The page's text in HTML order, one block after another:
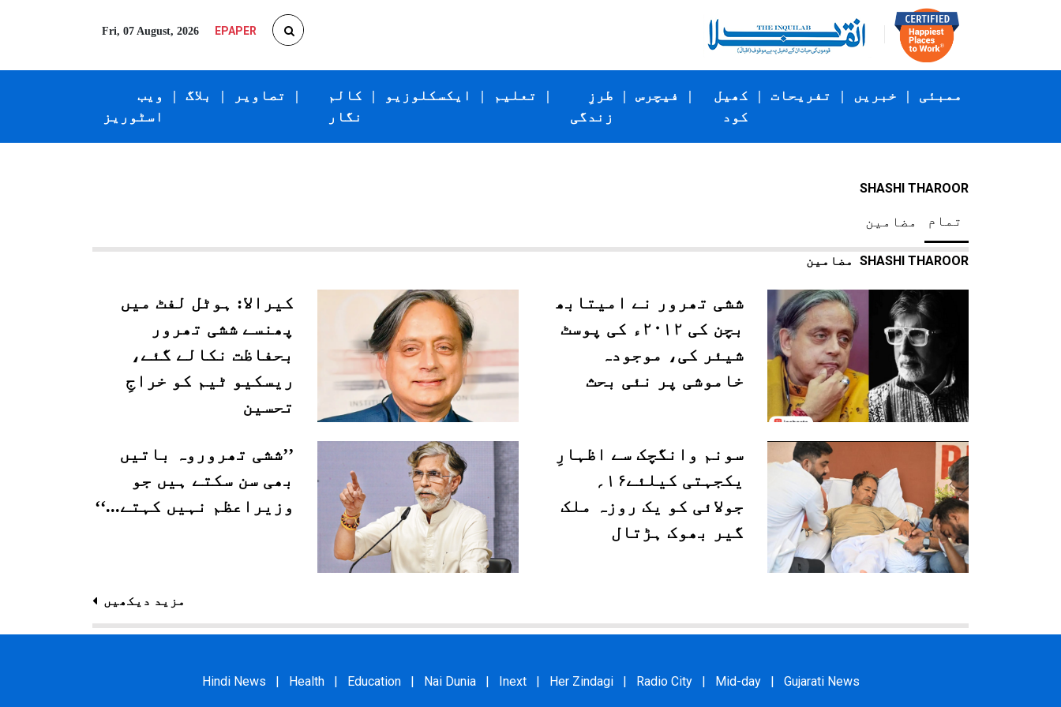
Fri, 07 August, 2026 EPAPER
ویب
اسٹوریز
| بلاگ | تصاویر |
کالم
نگار
| ایکسکلوزیو | تعلیم |
طرزِ
زندگی
| فیچرس |
کھیل
کود
| تفریحات | خبریں | ممبئی
SHASHI THAROOR
مضامین تمام
SHASHI THAROOR
ششی تھرور نے امیتابھ
بچن کی ۲۰۱۲ء کی پوسٹ
شیئر کی، موجودہ
خاموشی پر نئی بحث
کیرالا: ہوٹل لفٹ میں
پھنسے ششی تھرور
بحفاظت نکالے گئے،
ریسکیو ٹیم کو خراجِ
تحسین
سونم وانگچک سے اظہارِ
یکجہتی کیلئے۱۶؍
جولائی کو یک روزہ ملک
گیر بھوک ہڑتال
’’ششی تھروروہ باتیں
بھی سن سکتے ہیں جو
وزیراعظم نہیں کہتے...‘‘
مزید دیکھیں
Hindi News Health Education Nai Dunia Inext Her Zindagi Radio City Mid-day Gujarati News